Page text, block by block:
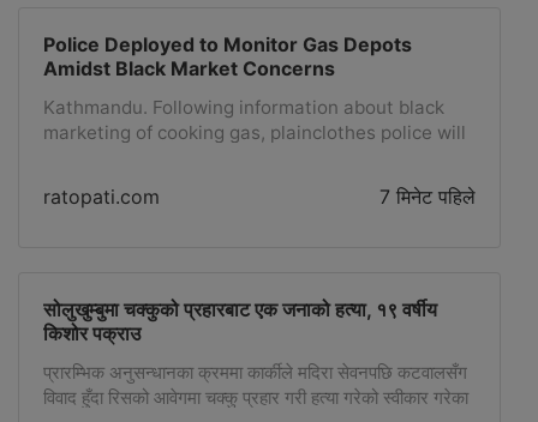
Police Deployed to Monitor Gas Depots
Amidst Black Market Concerns
Kathmandu. Following information about black
marketing of cooking gas, plainclothes police will
Kathmandu Valley in coordination between the
Ministry of Home Affairs and the Ministry of
continuous complaints and information have been
received from consumers at the Ministry of
Industry alleging that black marketing is being
done by creating an artificial shortage.To control
the activities of selling gas at a higher price to
ratopati.com 7 मिनेट पहिले
सोलुखुम्बुमा चक्कुको प्रहारबाट एक जनाको हत्या, १९ वर्षीय
किशोर पक्राउ
प्रारम्भिक अनुसन्धानका क्रममा कार्कीले मदिरा सेवनपछि कटवालसँग
विवाद हुँदा रिसको आवेगमा चक्कु प्रहार गरी हत्या गरेको स्वीकार गरेका